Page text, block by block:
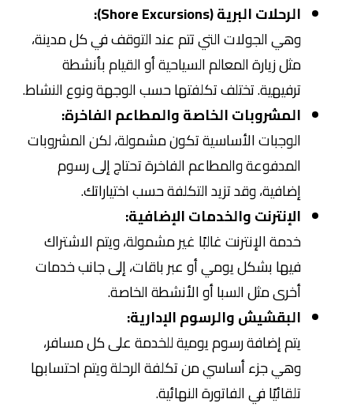
الرحلات البرية (Shore Excursions):
وهي الجولات التي تتم عند التوقف في كل مدينة،
مثل زيارة المعالم السياحية أو القيام بأنشطة
ترفيهية. تختلف تكلفتها حسب الوجهة ونوع النشاط.
المشروبات الخاصة والمطاعم الفاخرة:
الوجبات الأساسية تكون مشمولة، لكن المشروبات
المدفوعة والمطاعم الفاخرة تحتاج إلى رسوم
إضافية، وقد تزيد التكلفة حسب اختياراتك.
الإنترنت والخدمات الإضافية:
خدمة الإنترنت غالبًا غير مشمولة، ويتم الاشتراك
فيها بشكل يومي أو عبر باقات، إلى جانب خدمات
أخرى مثل السبا أو الأنشطة الخاصة.
البقشيش والرسوم الإدارية:
يتم إضافة رسوم يومية للخدمة على كل مسافر،
وهي جزء أساسي من تكلفة الرحلة ويتم احتسابها
تلقائيًا في الفاتورة النهائية.